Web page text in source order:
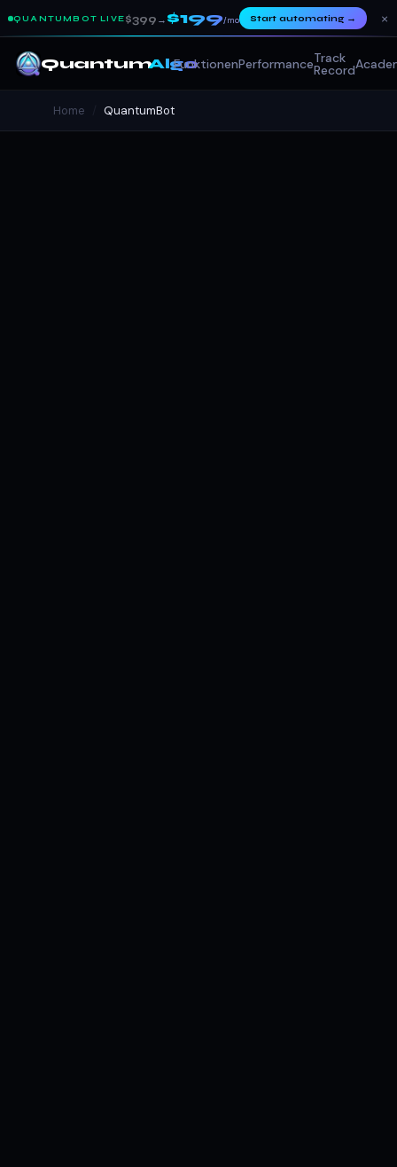
QUANTUMBOT LIVE $399 → $199/mo Start automating→ ×
QuantumAlgoFunktionenPerformanceTrack
Record
Home QuantumBot